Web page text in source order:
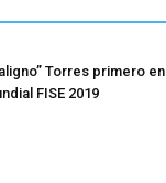
Torres primero en
FISE 2019